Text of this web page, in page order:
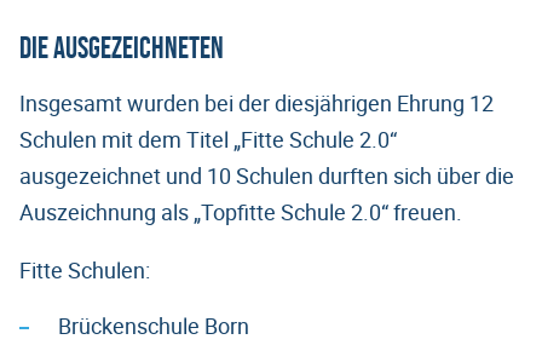
Die Ausgezeichneten
Insgesamt wurden bei der diesjährigen Ehrung 12
Schulen mit dem Titel „Fitte Schule 2.0“
ausgezeichnet und 10 Schulen durften sich über die
Auszeichnung als „Topfitte Schule 2.0“ freuen.
Fitte Schulen:
Brückenschule Born